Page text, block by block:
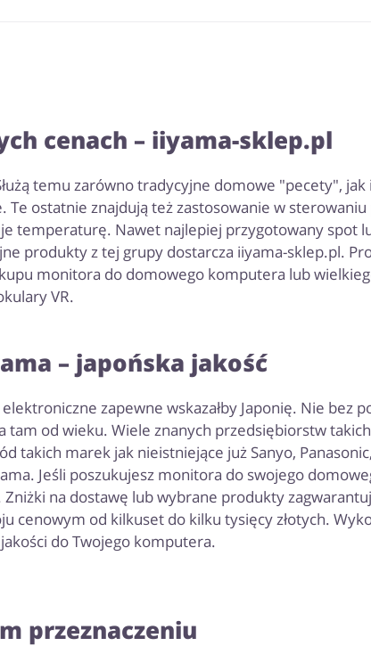
cenach – iiyama-sklep.pl
temu zarówno tradycyjne domowe "pecety",
ostatnie znajdują też zastosowanie w sterowaniu
temperaturę. Nawet najlepiej przygotowany spot
produkty z tej grupy dostarcza iiyama-sklep.pl.
monitora do domowego komputera lub
VR.
– japońska jakość
zapewne wskazałby Japonię. Nie bez
od wieku. Wiele znanych przedsiębiorstw
takich marek jak nieistniejące już Sanyo,
Jeśli poszukujesz monitora do swojego
na dostawę lub wybrane produkty
cenowym od kilkuset do kilku tysięcy złotych.
do Twojego komputera.
przeznaczeniu